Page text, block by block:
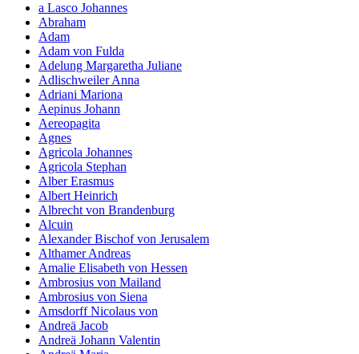
a Lasco Johannes
Abraham
Adam
Adam von Fulda
Adelung Margaretha Juliane
Adlischweiler Anna
Adriani Mariona
Aepinus Johann
Aereopagita
Agnes
Agricola Johannes
Agricola Stephan
Alber Erasmus
Albert Heinrich
Albrecht von Brandenburg
Alcuin
Alexander Bischof von Jerusalem
Althamer Andreas
Amalie Elisabeth von Hessen
Ambrosius von Mailand
Ambrosius von Siena
Amsdorff Nicolaus von
Andreä Jacob
Andreä Johann Valentin